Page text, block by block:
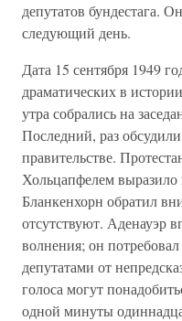
депутатов бундестага.
следующий день.
Дата 15 сентября 1949
драматических в
утра собрались на
Последний, раз
правительстве.
Хольцапфелем выразило
Бланкенхорн обратил
отсутствуют. Аденауэр
волнения; он
депутатами от
голоса могут
одной минуты